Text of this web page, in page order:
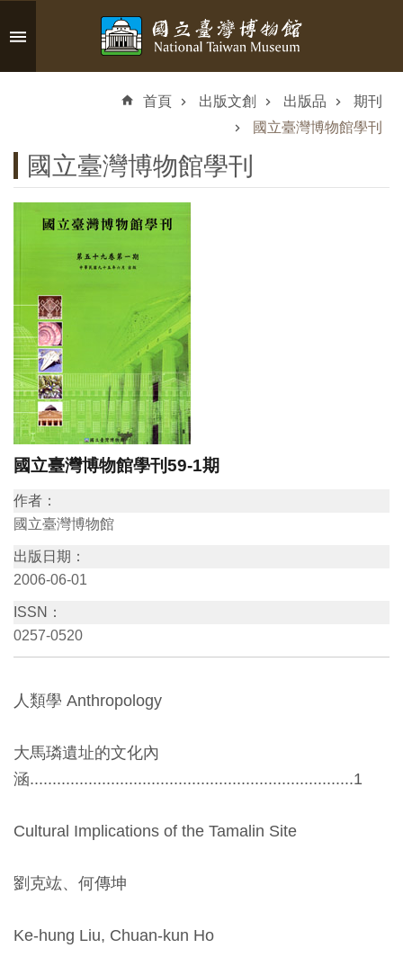
跳到主要內容區塊
參
觀
資
訊
覽
資
訊
教
育
動
出
版
創
典
研
首頁 出版文創 出版品
期刊
國立臺灣博物館學刊
國立臺灣博物館學刊
國立臺灣博物館學刊59-1期
作者：
國立臺灣博物館
出版日期：
2006-06-01
ISSN：
0257-0520
人類學 Anthropology
大馬璘遺址的文化內
涵........................................................................1
Cultural Implications of the Tamalin Site
劉克竑、何傳坤
Ke-hung Liu, Chuan-kun Ho